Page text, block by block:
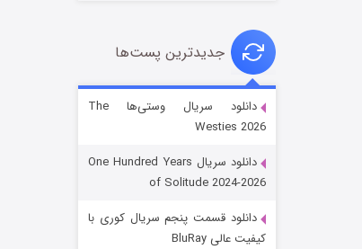
قسمت۶ (زیرنویس)
جدیدترین پست‌ها
دانلود سریال وستی‌ها The
Westies 2026
دانلود سریال One Hundred Years
of Solitude 2024-2026
دانلود قسمت پنجم سریال کوری با
کیفیت عالی BluRay